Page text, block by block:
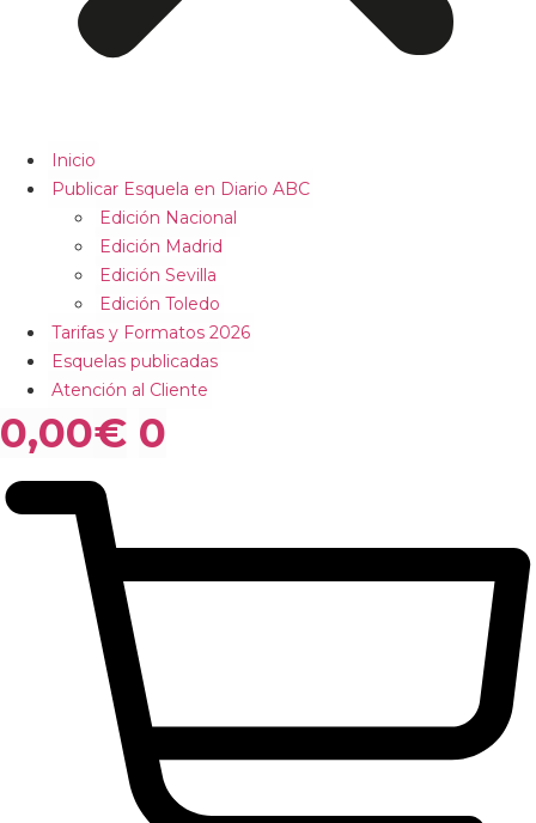
Inicio
Publicar Esquela en Diario ABC
Edición Nacional
Edición Madrid
Edición Sevilla
Edición Toledo
Tarifas y Formatos 2026
Esquelas publicadas
Atención al Cliente
0,00€ 0